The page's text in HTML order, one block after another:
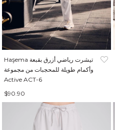
Haşema تيشرت رياضي أزرق بقبعة
وأكمام طويلة للمحجبات من مجموعة
Active ACT-6
$90.90